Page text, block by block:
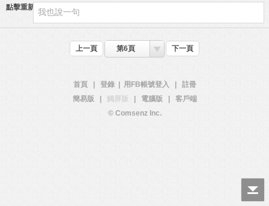
點擊重新加載
上一頁 第6頁 下一頁
首頁 登錄 用FB帳號登入
註冊
簡易版
觸屏版 電腦版
客戶端
© Comsenz Inc.